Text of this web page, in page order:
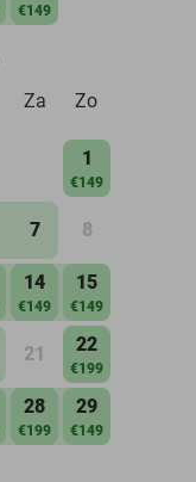
€149
Za Zo
1
€149
7 8
14
€149
15
€149
21 22
€199
28
€199
29
€149